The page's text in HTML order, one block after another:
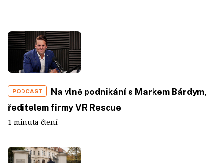
PODCAST
Na vlně podnikání s Markem Bárdym,
ředitelem firmy VR Rescue
1 minuta čtení